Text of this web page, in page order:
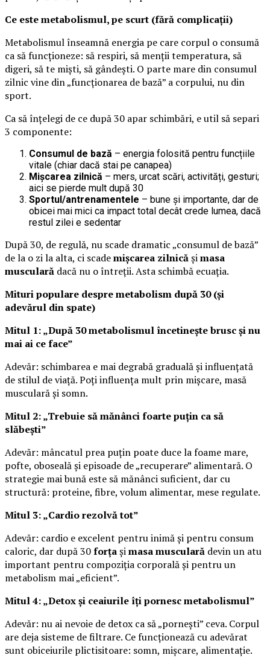
Ce este metabolismul, pe scurt (fără complicații)
Metabolismul înseamnă energia pe care corpul o consumă
ca să funcționeze: să respiri, să menții temperatura, să
digeri, să te miști, să gândești. O parte mare din consumul
zilnic vine din „funcționarea de bază” a corpului, nu din
sport.
Ca să înțelegi de ce după 30 apar schimbări, e util să separi
3 componente:
Consumul de bază – energia folosită pentru funcțiile
vitale (chiar dacă stai pe canapea)
Mișcarea zilnică – mers, urcat scări, activități, gesturi;
aici se pierde mult după 30
Sportul/antrenamentele – bune și importante, dar de
obicei mai mici ca impact total decât crede lumea, dacă
restul zilei e sedentar
După 30, de regulă, nu scade dramatic „consumul de bază”
de la o zi la alta, ci scademișcarea zilnicășimasa
musculară dacă nu o întreții. Asta schimbă ecuația.
Mituri populare despre metabolism după 30 (și
adevărul din spate)
Mitul 1: „După 30 metabolismul încetinește brusc și nu
mai ai ce face”
Adevăr: schimbarea e mai degrabă graduală și influențată
de stilul de viață. Poți influența mult prin mișcare, masă
musculară și somn.
Mitul 2: „Trebuie să mănânci foarte puțin ca să
slăbești”
Adevăr: mâncatul prea puțin poate duce la foame mare,
pofte, oboseală și episoade de „recuperare” alimentară. O
strategie mai bună este să mănânci suficient, dar cu
structură: proteine, fibre, volum alimentar, mese regulate.
Mitul 3: „Cardio rezolvă tot”
Adevăr: cardio e excelent pentru inimă și pentru consum
caloric, dar după 30forțașimasa musculară devin un atu
important pentru compoziția corporală și pentru un
metabolism mai „eficient”.
Mitul 4: „Detox și ceaiurile îți pornesc metabolismul”
Adevăr: nu ai nevoie de detox ca să „pornești” ceva. Corpul
are deja sisteme de filtrare. Ce funcționează cu adevărat
sunt obiceiurile plictisitoare: somn, mișcare, alimentație.